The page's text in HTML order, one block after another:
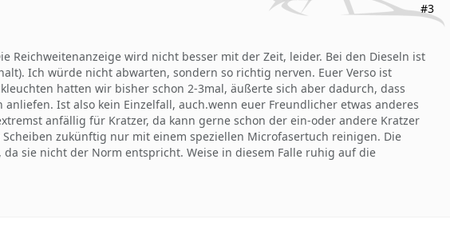
#3
Reichweitenanzeige wird nicht besser mit der Zeit, leider. Bei den Dieseln ist
Ich würde nicht abwarten, sondern so richtig nerven. Euer Verso ist
hatten wir bisher schon 2-3mal, äußerte sich aber dadurch, dass
Ist also kein Einzelfall, auch.wenn euer Freundlicher etwas anderes
anfällig für Kratzer, da kann gerne schon der ein-oder andere Kratzer
zukünftig nur mit einem speziellen Microfasertuch reinigen. Die
sie nicht der Norm entspricht. Weise in diesem Falle ruhig auf die